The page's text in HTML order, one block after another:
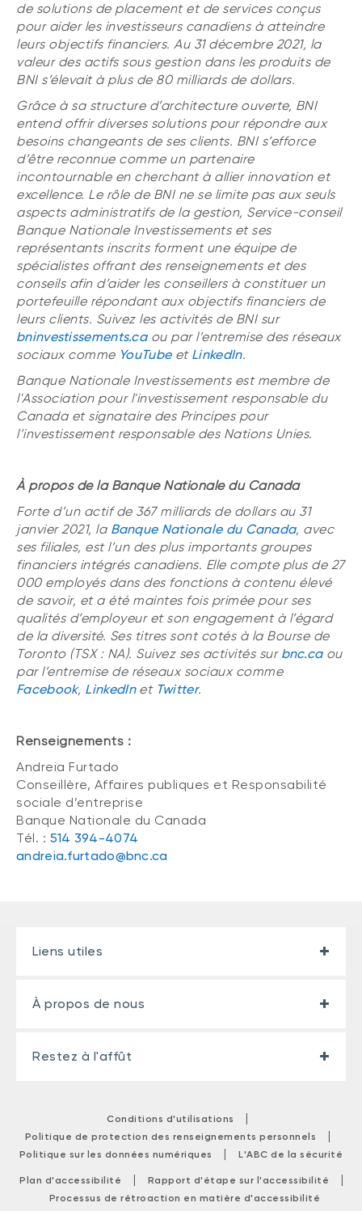
de solutions de placement et de services conçus
pour aider les investisseurs canadiens à atteindre
leurs objectifs financiers. Au 31 décembre 2021, la
valeur des actifs sous gestion dans les produits de
BNI s’élevait à plus de 80 milliards de dollars.
Grâce à sa structure d’architecture ouverte, BNI
entend offrir diverses solutions pour répondre aux
besoins changeants de ses clients. BNI s’efforce
d’être reconnue comme un partenaire
incontournable en cherchant à allier innovation et
excellence. Le rôle de BNI ne se limite pas aux seuls
aspects administratifs de la gestion, Service-conseil
Banque Nationale Investissements et ses
représentants inscrits forment une équipe de
spécialistes offrant des renseignements et des
conseils afin d’aider les conseillers à constituer un
portefeuille répondant aux objectifs financiers de
leurs clients. Suivez les activités de BNI sur
bninvestissements.caou par l’entremise des réseaux
sociaux comme YouTubeet LinkedIn.
Banque Nationale Investissements est membre de
l'Association pour l'investissement responsable du
Canada et signataire des Principes pour
l’investissement responsable des Nations Unies.
À propos de la Banque Nationale du Canada
Forte d’un actif de 367 milliards de dollars au 31
janvier 2021, la Banque Nationale du Canada, avec
ses filiales, est l’un des plus importants groupes
financiers intégrés canadiens. Elle compte plus de 27
000 employés dans des fonctions à contenu élevé
de savoir, et a été maintes fois primée pour ses
qualités d’employeur et son engagement à l’égard
de la diversité. Ses titres sont cotés à la Bourse de
Toronto (TSX : NA). Suivez ses activités sur bnc.caou
par l’entremise de réseaux sociaux comme
Facebook, LinkedInet Twitter.
Renseignements :
Andreia Furtado
Conseillère, Affaires publiques et Responsabilité
sociale d’entreprise
Banque Nationale du Canada
Tél. : 514 394-4074
andreia.furtado@bnc.ca
Liens utiles
À propos de nous
Restez à l'affût
Conditions d'utilisations |
Politique de protection des renseignements personnels |
Politique sur les données numériques | L'ABC de la sécurité
Plan d'accessibilité | Rapport d'étape sur l'accessibilité |
Processus de rétroaction en matière d'accessibilité